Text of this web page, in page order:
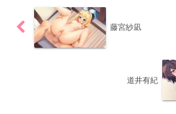
藤宮紗凪
道井有紀